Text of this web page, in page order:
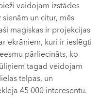
veidojam izstādes
un citur, mēs
maģiskas ir projekcijas
ekrāniem, kuri ir ieslēgti
pārliecināts, ko
tagad veidojam
telpas, un
45 000 interesentu.